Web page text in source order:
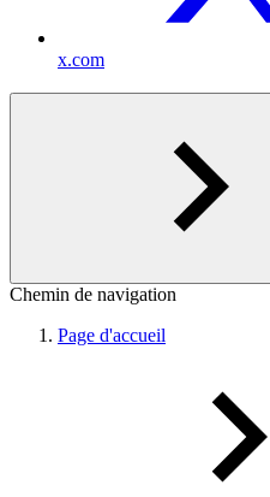
x.com
Chemin de navigation
Page d'accueil